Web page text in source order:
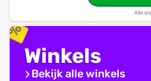
Alle
Winkels
Bekijk alle winkels